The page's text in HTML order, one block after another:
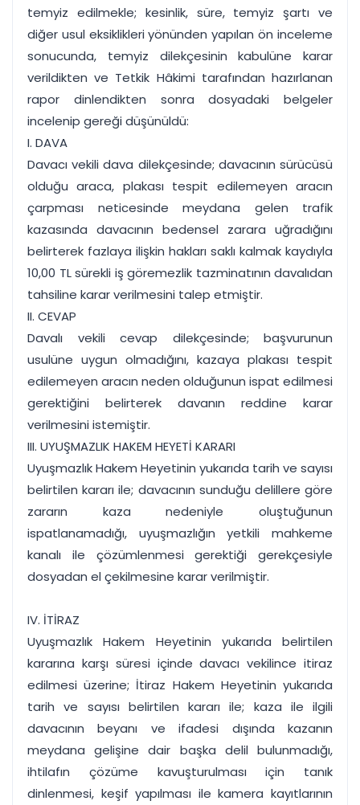
temyiz edilmekle; kesinlik, süre, temyiz şartı ve
diğer usul eksiklikleri yönünden yapılan ön inceleme
sonucunda, temyiz dilekçesinin kabulüne karar
verildikten ve Tetkik Hâkimi tarafından hazırlanan
rapor dinlendikten sonra dosyadaki belgeler
incelenip gereği düşünüldü:
I. DAVA
Davacı vekili dava dilekçesinde; davacının sürücüsü
olduğu araca, plakası tespit edilemeyen aracın
çarpması neticesinde meydana gelen trafik
kazasında davacının bedensel zarara uğradığını
belirterek fazlaya ilişkin hakları saklı kalmak kaydıyla
10,00 TL sürekli iş göremezlik tazminatının davalıdan
tahsiline karar verilmesini talep etmiştir.
II. CEVAP
Davalı vekili cevap dilekçesinde; başvurunun
usulüne uygun olmadığını, kazaya plakası tespit
edilemeyen aracın neden olduğunun ispat edilmesi
gerektiğini belirterek davanın reddine karar
verilmesini istemiştir.
III. UYUŞMAZLIK HAKEM HEYETİ KARARI
Uyuşmazlık Hakem Heyetinin yukarıda tarih ve sayısı
belirtilen kararı ile; davacının sunduğu delillere göre
zararın kaza nedeniyle oluştuğunun
ispatlanamadığı, uyuşmazlığın yetkili mahkeme
kanalı ile çözümlenmesi gerektiği gerekçesiyle
dosyadan el çekilmesine karar verilmiştir.
IV. İTİRAZ
Uyuşmazlık Hakem Heyetinin yukarıda belirtilen
kararına karşı süresi içinde davacı vekilince itiraz
edilmesi üzerine; İtiraz Hakem Heyetinin yukarıda
tarih ve sayısı belirtilen kararı ile; kaza ile ilgili
davacının beyanı ve ifadesi dışında kazanın
meydana gelişine dair başka delil bulunmadığı,
ihtilafın çözüme kavuşturulması için tanık
dinlenmesi, keşif yapılması ile kamera kayıtlarının